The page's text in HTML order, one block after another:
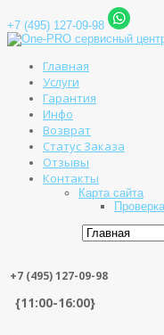
+7 (495) 127-09-98
Главная
Услуги
Гарантия
Инфо
Возврат
Статус Заказа
Отзывы
Контакты
Карта сайта
+7 (495) 127-09-98
{11:00-16:00}